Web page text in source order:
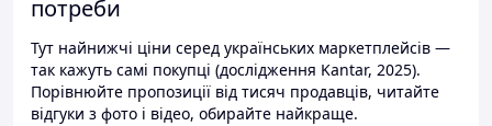
потреби
Тут найнижчі ціни серед українських маркетплейсів —
так кажуть самі покупці (дослідження Kantar, 2025).
Порівнюйте пропозиції від тисяч продавців, читайте
відгуки з фото і відео, обирайте найкраще.